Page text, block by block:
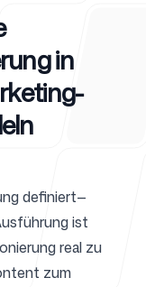
in
definiert—
ist
real zu
zum